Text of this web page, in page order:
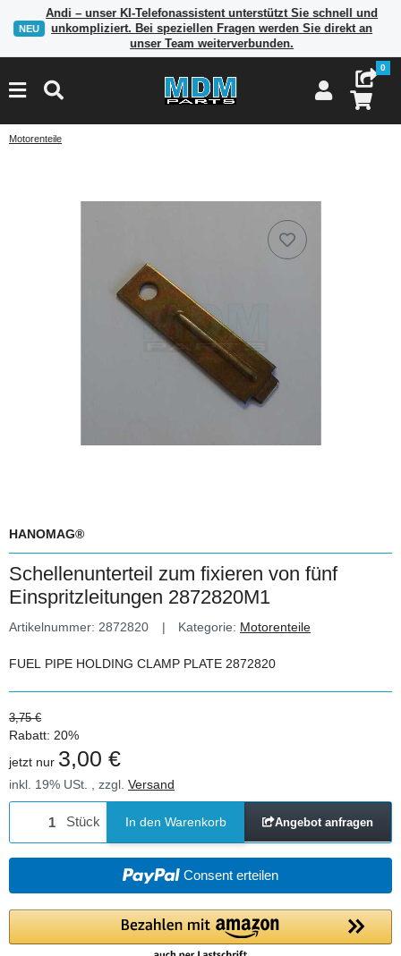
NEU
Andi – unser KI-Telefonassistent unterstützt Sie schnell und
unkompliziert. Bei speziellen Fragen werden Sie direkt an
unser Team weiterverbunden.
0
Motorenteile
HANOMAG®
Schellenunterteil zum fixieren von fünf
Einspritzleitungen 2872820M1
Artikelnummer: 2872820 Kategorie: Motorenteile
FUEL PIPE HOLDING CLAMP PLATE 2872820
3,75 €
Rabatt: 20%
jetzt nur 3,00 €
inkl. 19% USt. , zzgl. Versand
Stück In den Warenkorb Angebot anfragen
Consent erteilen